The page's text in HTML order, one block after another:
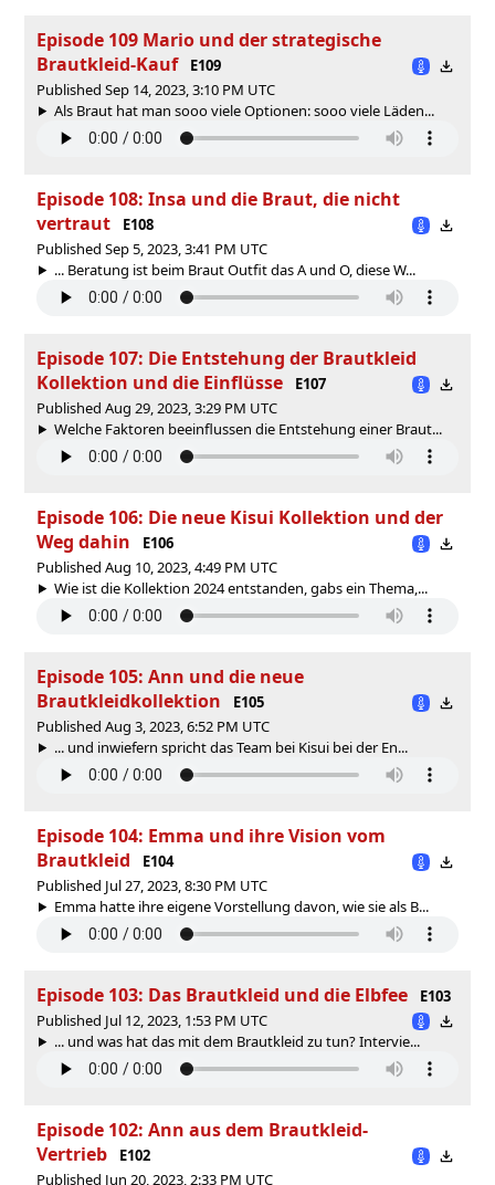
Episode 109 Mario und der strategische
Brautkleid-Kauf
E109
Published Sep 14, 2023, 3:10 PM UTC
Als Braut hat man sooo viele Optionen: sooo viele Läden...
Episode 108: Insa und die Braut, die nicht
vertraut
E108
Published Sep 5, 2023, 3:41 PM UTC
... Beratung ist beim Braut Outfit das A und O, diese W...
Episode 107: Die Entstehung der Brautkleid
Kollektion und die Einflüsse
E107
Published Aug 29, 2023, 3:29 PM UTC
Welche Faktoren beeinflussen die Entstehung einer Braut...
Episode 106: Die neue Kisui Kollektion und der
Weg dahin
E106
Published Aug 10, 2023, 4:49 PM UTC
Wie ist die Kollektion 2024 entstanden, gabs ein Thema,...
Episode 105: Ann und die neue
Brautkleidkollektion
E105
Published Aug 3, 2023, 6:52 PM UTC
... und inwiefern spricht das Team bei Kisui bei der En...
Episode 104: Emma und ihre Vision vom
Brautkleid
E104
Published Jul 27, 2023, 8:30 PM UTC
Emma hatte ihre eigene Vorstellung davon, wie sie als B...
Episode 103: Das Brautkleid und die Elbfee
E103
Published Jul 12, 2023, 1:53 PM UTC
... und was hat das mit dem Brautkleid zu tun? Intervie...
Episode 102: Ann aus dem Brautkleid-
Vertrieb
E102
Published Jun 20, 2023, 2:33 PM UTC